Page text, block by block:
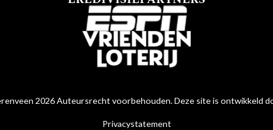
2026 Auteursrecht voorbehouden. Deze site is ontwikkeld
Privacystatement